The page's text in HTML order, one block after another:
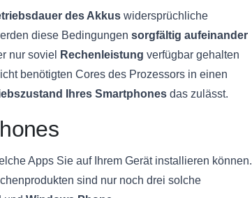
des Akkus widersprüchliche
diese Bedingungen sorgfältig aufeinander
nur soviel Rechenleistung verfügbar gehalten
benötigten Cores des Prozessors in einen
Ihres Smartphones das zulässt.
Apps Sie auf Ihrem Gerät installieren können.
sind nur noch drei solche